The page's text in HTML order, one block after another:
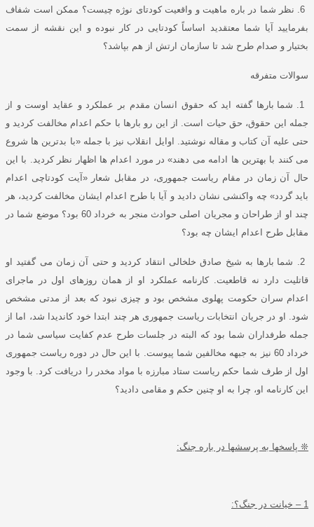
6.
نظر شما در باره ماهیت و واقعیت کودتای نوژه چیست؟ ممکن است شفاف
بفرمایید آیا شما معتقدید اساساً کودتایی در کار نبوده و این نقشه از سمت
بختیار و صدام طرح شد تا سازمان ارتش از هم بپاشد؟
سوالات متفرقه
1.
شما بارها گفته اید که حقوق انسان مقدم بر عملکرد و عقاید اوست و از
جمله این حقوق، حق حیات است
از این رو بارها با حکم اعدام مخالفت کردید و
حتی علیه آن کتاب و مقاله نوشتید
اوایل انقلاب نیز با جمله«با بدترین ها شروع
می کنند با بهترین ها ادامه می دهند» در مورد اعدام ها اظهار نظر کردید
با این
حال آن زمان در مقام ریاست جمهوری، در مقابل شعار« آیت کودتاچی اعدام
باید گردد» چه واکنشی نشان دادید و آیا با طرح اعدام ایشان مخالفت کردید، هر
چند او از طراحان و مجریان اصلی حوادث منجر به خرداد 60 بود؟ موضع شما در
مقابل طرح اعدام ایشان چه بود؟
2.
شما بارها به شیخ صادق خلخالی انتقاد کردید و حتی آن زمان می گفتید او
قاتلیت دارد نه قاطعیت .کارنامه عملکرد او از همان روزهای اول در ماجرای
اعدام سران حکومت پهلوی مشخص بود و چیزی نبود که بعد از مدتی مشخص
شود
او در جریان انتخابات ریاست جمهوری هر چند ابتدا خود کاندیدا شد، اما از
جمله طرفداران شما بود که البته در جلسات طرح عدم کفایت سیاسی شما در
خرداد60 نیز به جبهه مخالفین شما پیوست
با این حال در دوره ریاست جمهوری
اول از طرف شما حکم ریاست ستاد مبارزه با مواد مخدر را دریافت کرد
با وجود
این کارنامه او، چرا به او چنین حکم و مقامی دادید؟
❊ پاسخها به پرسشها در باره جنگ:
1 – خیانت در جنگ؟: